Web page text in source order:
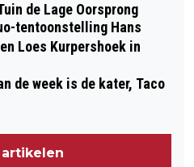
de Lage Oorsprong
tentoonstelling Hans
Loes Kurpershoek in
de week is de kater, Taco
artikelen